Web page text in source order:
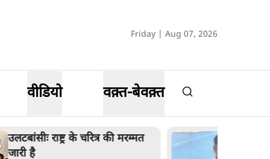
Friday | Aug 07, 2026
वीडियो वक़्त-बेवक़्त
उलटबांसीः राष्ट्र के चरित्र की मरम्मत
जारी है